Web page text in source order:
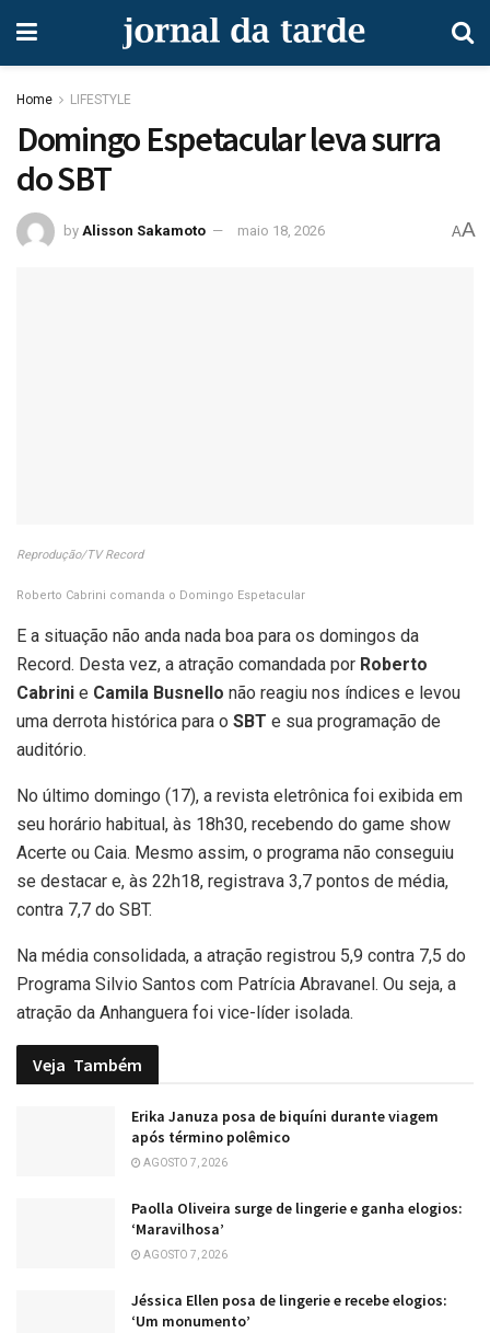
Home LIFESTYLE
Domingo Espetacular leva surra
do SBT
by Alisson Sakamoto maio 18, 2026 AA
Reprodução/TV Record
Roberto Cabrini comanda o Domingo Espetacular
E a situação não anda nada boa para os domingos da
Record. Desta vez, a atração comandada por Roberto
Cabrini e Camila Busnello não reagiu nos índices e levou
uma derrota histórica para o SBT e sua programação de
auditório.
No último domingo (17), a revista eletrônica foi exibida em
seu horário habitual, às 18h30, recebendo do game show
Acerte ou Caia. Mesmo assim, o programa não conseguiu
se destacar e, às 22h18, registrava 3,7 pontos de média,
contra 7,7 do SBT.
Na média consolidada, a atração registrou 5,9 contra 7,5 do
Programa Silvio Santos com Patrícia Abravanel. Ou seja, a
atração da Anhanguera foi vice-líder isolada.
Veja Também
Erika Januza posa de biquíni durante viagem
após término polêmico
AGOSTO 7, 2026
Paolla Oliveira surge de lingerie e ganha elogios:
‘Maravilhosa’
AGOSTO 7, 2026
Jéssica Ellen posa de lingerie e recebe elogios:
‘Um monumento’